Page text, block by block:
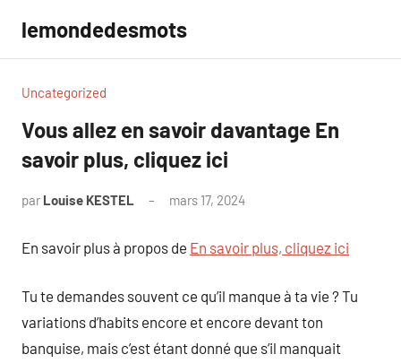
contenu
lemondedesmots
Uncategorized
Vous allez en savoir davantage En
savoir plus, cliquez ici
par Louise KESTEL mars 17, 2024
En savoir plus à propos de En savoir plus, cliquez ici
Tu te demandes souvent ce qu’il manque à ta vie ? Tu
variations d’habits encore et encore devant ton
banquise, mais c’est étant donné que s’il manquait